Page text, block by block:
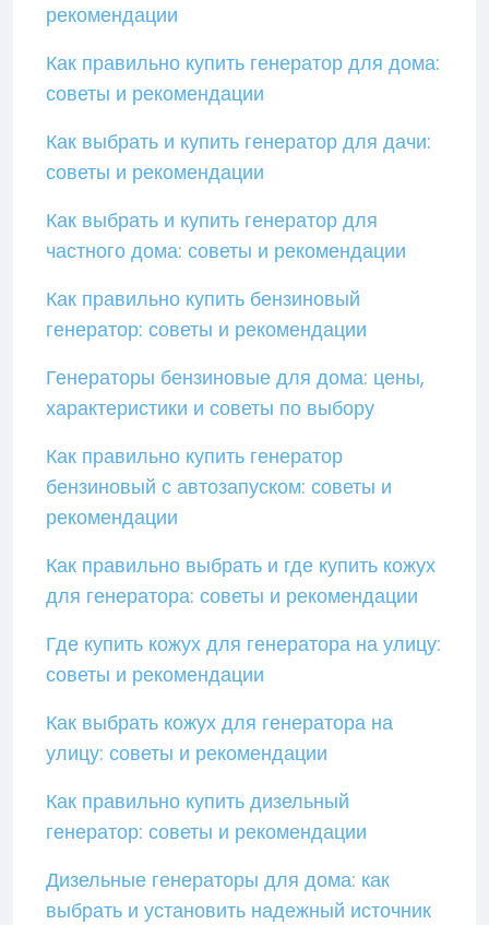
рекомендации
Как правильно купить генератор для дома:
советы и рекомендации
Как выбрать и купить генератор для дачи:
советы и рекомендации
Как выбрать и купить генератор для
частного дома: советы и рекомендации
Как правильно купить бензиновый
генератор: советы и рекомендации
Генераторы бензиновые для дома: цены,
характеристики и советы по выбору
Как правильно купить генератор
бензиновый с автозапуском: советы и
рекомендации
Как правильно выбрать и где купить кожух
для генератора: советы и рекомендации
Где купить кожух для генератора на улицу:
советы и рекомендации
Как выбрать кожух для генератора на
улицу: советы и рекомендации
Как правильно купить дизельный
генератор: советы и рекомендации
Дизельные генераторы для дома: как
выбрать и установить надежный источник